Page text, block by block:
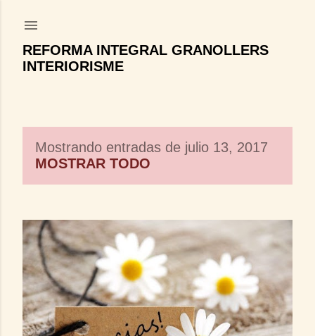
REFORMA INTEGRAL GRANOLLERS
INTERIORISME
E
n
r
a
d
a
s
Mostrando entradas de julio 13, 2017
MOSTRAR TODO